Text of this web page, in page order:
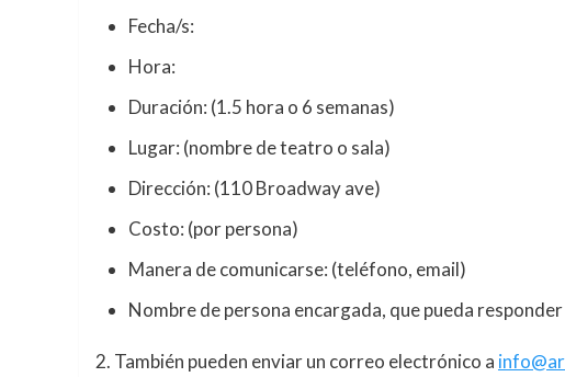
Fecha/s:
Hora:
Duración: (1.5 hora o 6 semanas)
Lugar: (nombre de teatro o sala)
Dirección: (110 Broadway ave)
Costo: (por persona)
Manera de comunicarse: (teléfono, email)
Nombre de persona encargada, que pueda
2. También pueden enviar un correo electrónico a